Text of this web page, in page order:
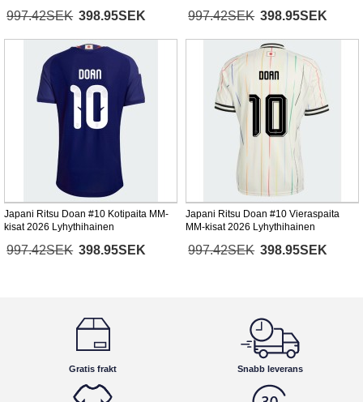
997.42SEK 398.95SEK 997.42SEK 398.95SEK
Japani Ritsu Doan #10 Kotipaita MM-
kisat 2026 Lyhythihainen
997.42SEK 398.95SEK
Japani Ritsu Doan #10 Vieraspaita
MM-kisat 2026 Lyhythihainen
997.42SEK 398.95SEK
Gratis frakt Snabb leverans